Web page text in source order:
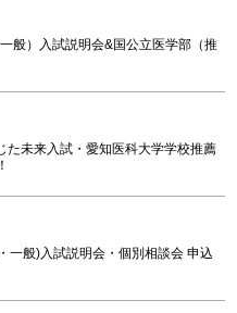
般）入試説明会&国公立医学部（推
た未来入試・愛知医科大学学校推薦
一般)入試説明会・個別相談会 申込